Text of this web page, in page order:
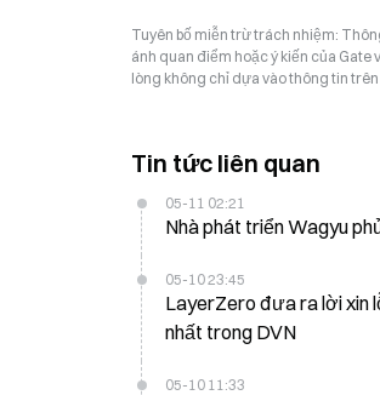
Tuyên bố miễn trừ trách nhiệm:
ánh quan điểm hoặc ý kiến của Gate
lòng không chỉ dựa vào thông tin
Tin tức liên quan
05-11 02:21
Nhà phát triển Wagyu
05-10 23:45
LayerZero đưa ra lời xin
nhất trong DVN
05-10 11:33